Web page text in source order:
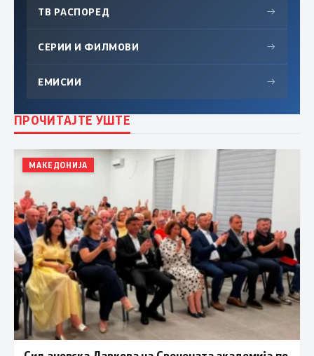
ТВ РАСПОРЕД →
СЕРИИ И ФИЛМОВИ →
ЕМИСИИ →
ПРОЧИТАЈТЕ УШТЕ
МАКЕДОНИЈА